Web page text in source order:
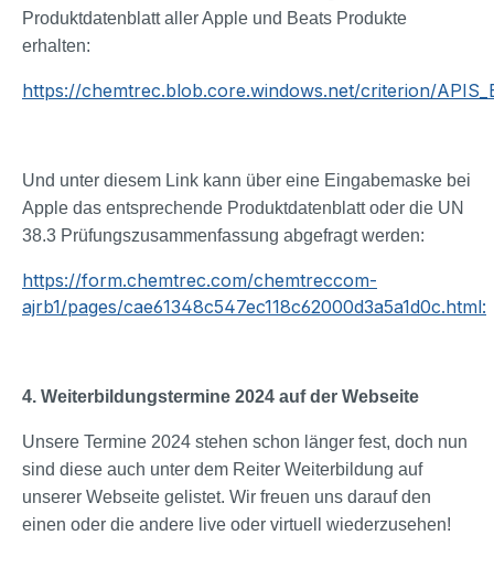
Produktdatenblatt aller Apple und Beats Produkte
erhalten:
https://chemtrec.blob.core.windows.net/criterion/
Und unter diesem Link kann über eine Eingabemaske bei
Apple das entsprechende Produktdatenblatt oder die UN
38.3 Prüfungszusammenfassung abgefragt werden:
https://form.chemtrec.com/chemtreccom-
ajrb1/pages/cae61348c547ec118c62000d3a5a1d0c.html:
4. Weiterbildungstermine 2024 auf der Webseite
Unsere Termine 2024 stehen schon länger fest, doch nun
sind diese auch unter dem Reiter Weiterbildung auf
unserer Webseite gelistet. Wir freuen uns darauf den
einen oder die andere live oder virtuell wiederzusehen!